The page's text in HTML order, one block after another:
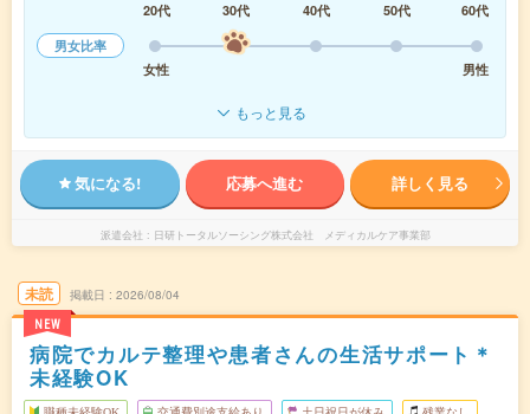
20代 30代 40代 50代
60代
男女比率
女性
男性
もっと見る
気になる! 応募へ進む 詳しく見る
派遣会社 日研トータルソーシング株式会社 メディカルケア事業部
未読
NEW
掲載日 2026/08/04
病院でカルテ整理や患者さんの生活サポート＊
未経験OK
職種未経験OK 交通費別途支給あり 土日祝日が休み 残業なし